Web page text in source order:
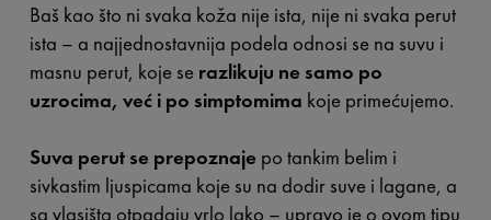
Baš kao što ni svaka koža nije ista, nije ni svaka perut
ista – a najjednostavnija podela odnosi se na suvu i
masnu perut, koje se razlikuju ne samo po
uzrocima, već i po simptomima koje primećujemo.
Suva perut se prepoznaje po tankim belim i
sivkastim ljuspicama koje su na dodir suve i lagane, a
sa vlasišta otpadaju vrlo lako – upravo je o ovom tipu